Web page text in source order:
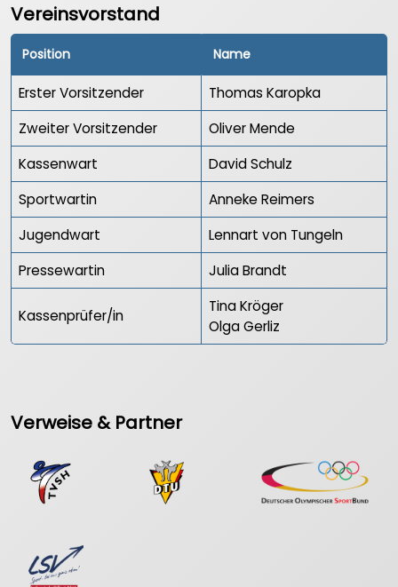
Vereinsvorstand
Position Name
Erster Vorsitzender
Thomas Karopka
Zweiter Vorsitzender
Oliver Mende
Kassenwart
David Schulz
Sportwartin
Anneke Reimers
Jugendwart
Lennart von Tungeln
Pressewartin
Julia Brandt
Kassenprüfer/in
Tina Kröger
Olga Gerliz
Verweise & Partner